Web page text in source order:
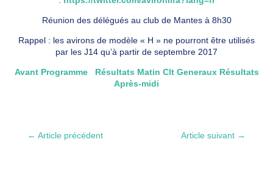
Réunion des délégués au club de Mantes à 8h30
Rappel : les avirons de modèle « H » ne pourront être utilisés
par les J14 qu’à partir de septembre 2017
Avant Programme Résultats Matin Clt Generaux Résultats
Après-midi
← Article précédent Article suivant →